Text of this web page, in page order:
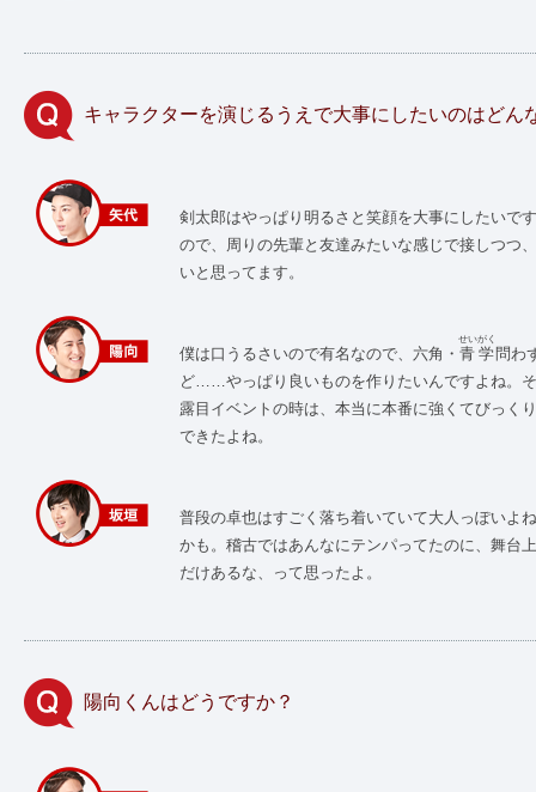
キャラクターを演じるうえで大事にしたいのはどん
剣太郎はやっぱり明るさと笑顔を大事にしたいで
ので、周りの先輩と友達みたいな感じで接しつつ
いと思ってます。
僕は口うるさいので有名なので、六角・ 青学
せいがく
問わ
ど……やっぱり良いものを作りたいんですよね。
露目イベントの時は、本当に本番に強くてびっく
できたよね。
普段の卓也はすごく落ち着いていて大人っぽいよ
かも。稽古ではあんなにテンパってたのに、舞台
だけあるな、って思ったよ。
陽向くんはどうですか？